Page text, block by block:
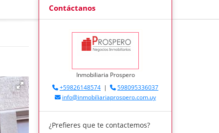
Contáctanos
Inmobiliaria Prospero
+59826148574 |
598095336037
info@inmobiliariaprospero.com.uy
¿Prefieres que te contactemos?